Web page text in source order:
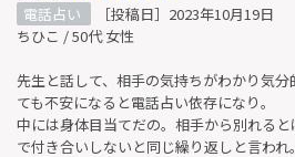
電話占い
［投稿日］2023年10月19日
ちひこ / 50代 女性
先生と話して、相手の気持ちがわかり気
ても不安になると電話占い依存になり。
中には身体目当てだの。相手から別れる
で付き合いしないと同じ繰り返しと言われ。